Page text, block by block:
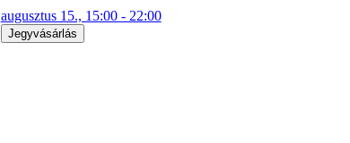
augusztus 15., 15:00 - 22:00
Jegyvásárlás